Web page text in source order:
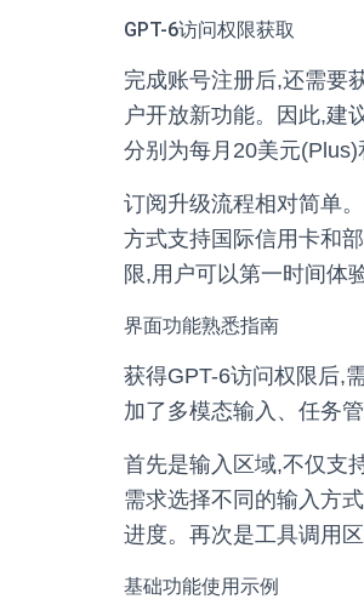
GPT-6访问权限获取
完成账号注册后,还需要
户开放新功能。因此,建
分别为每月20美元(Plus)
订阅升级流程相对简单
方式支持国际信用卡和
限,用户可以第一时间体
界面功能熟悉指南
获得GPT-6访问权限后,
加了多模态输入、任务
首先是输入区域,不仅支
需求选择不同的输入方
进度。再次是工具调用
基础功能使用示例